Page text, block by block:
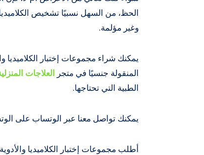
الحظ، من السهل نسبيًا تشخيص
وغير مؤلمة.
يمكنك شراء مجموعات إختبار الكلاميديا
المنقولة جنسيًا في متجر العلاجات
الطبية التي تحتاجها.
يمكنك تواصل معنا عبر الوتساب على الوتساب:
أطلب مجموعات إختبار الكلاميديا